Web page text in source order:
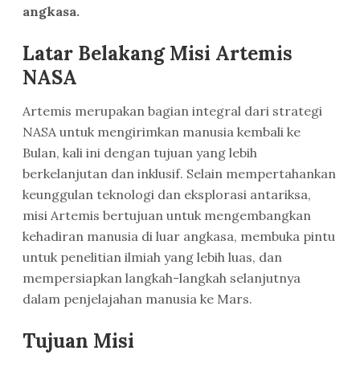
angkasa.
Latar Belakang Misi Artemis
NASA
Artemis merupakan bagian integral dari strategi
NASA untuk mengirimkan manusia kembali ke
Bulan, kali ini dengan tujuan yang lebih
berkelanjutan dan inklusif. Selain mempertahankan
keunggulan teknologi dan eksplorasi antariksa,
misi Artemis bertujuan untuk mengembangkan
kehadiran manusia di luar angkasa, membuka pintu
untuk penelitian ilmiah yang lebih luas, dan
mempersiapkan langkah-langkah selanjutnya
dalam penjelajahan manusia ke Mars.
Tujuan Misi